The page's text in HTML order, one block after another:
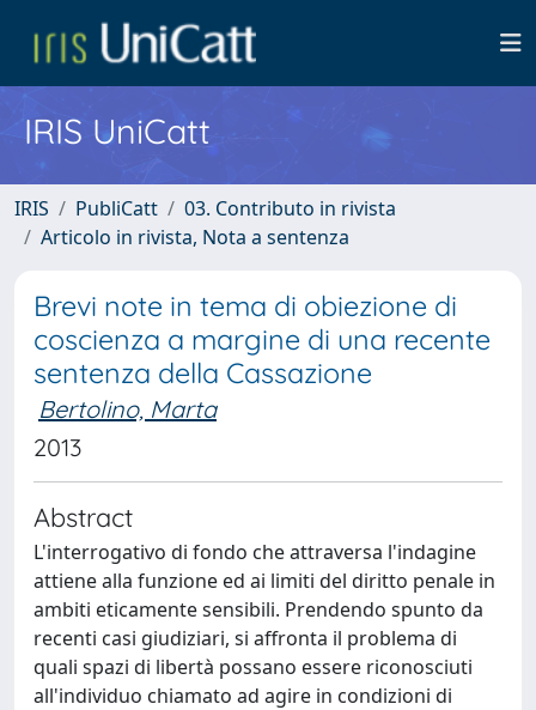
IRIS UniCatt
IRIS PubliCatt
03. Contributo in rivista
Articolo in rivista, Nota a sentenza
Brevi note in tema di obiezione di
coscienza a margine di una recente
sentenza della Cassazione
Bertolino, Marta
2013
Abstract
L'interrogativo di fondo che attraversa l'indagine
attiene alla funzione ed ai limiti del diritto penale in
ambiti eticamente sensibili. Prendendo spunto da
recenti casi giudiziari, si affronta il problema di
quali spazi di libertà possano essere riconosciuti
all'individuo chiamato ad agire in condizioni di